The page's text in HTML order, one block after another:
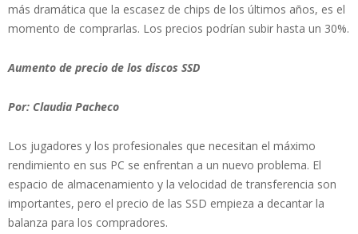
más dramática que la escasez de chips de los últimos años, es el
momento de comprarlas. Los precios podrían subir hasta un 30%.
Aumento de precio de los discos SSD
Por: Claudia Pacheco
Los jugadores y los profesionales que necesitan el máximo
rendimiento en sus PC se enfrentan a un nuevo problema. El
espacio de almacenamiento y la velocidad de transferencia son
importantes, pero el precio de las SSD empieza a decantar la
balanza para los compradores.